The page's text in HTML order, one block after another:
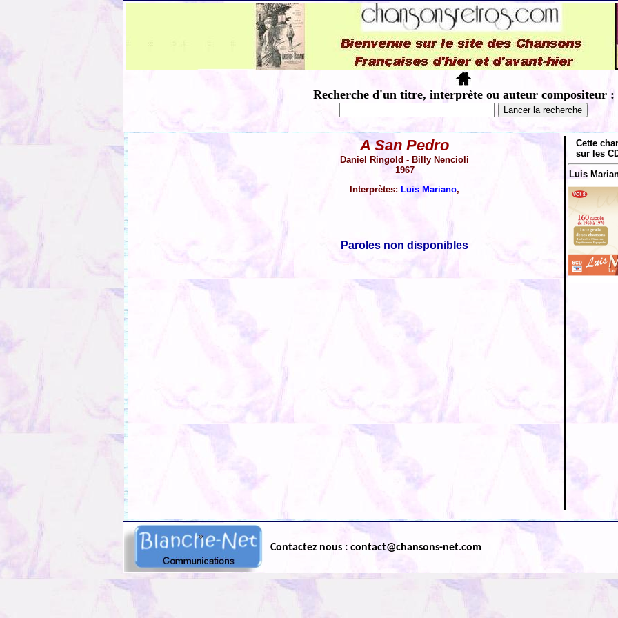
Recherche d'un titre, interprète ou auteur compositeur :
A San Pedro
Daniel Ringold - Billy Nencioli
1967
Interprètes: Luis Mariano,
Paroles non disponibles
Cette
sur les
Luis
Contactez nous : contact@chansons-net.com